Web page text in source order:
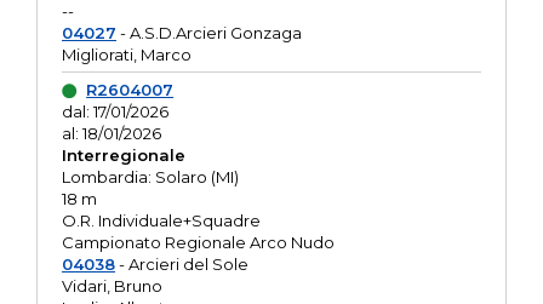
--
04027 - A.S.D.Arcieri Gonzaga
Migliorati, Marco
R2604007
dal: 17/01/2026
al: 18/01/2026
Interregionale
Lombardia: Solaro (MI)
18 m
O.R. Individuale+Squadre
Campionato Regionale Arco Nudo
04038- Arcieri del Sole
Vidari, Bruno